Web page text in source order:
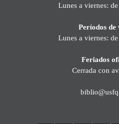
Lunes a viernes:
Períodos de
Lunes a viernes:
Feriados
Cerrada con